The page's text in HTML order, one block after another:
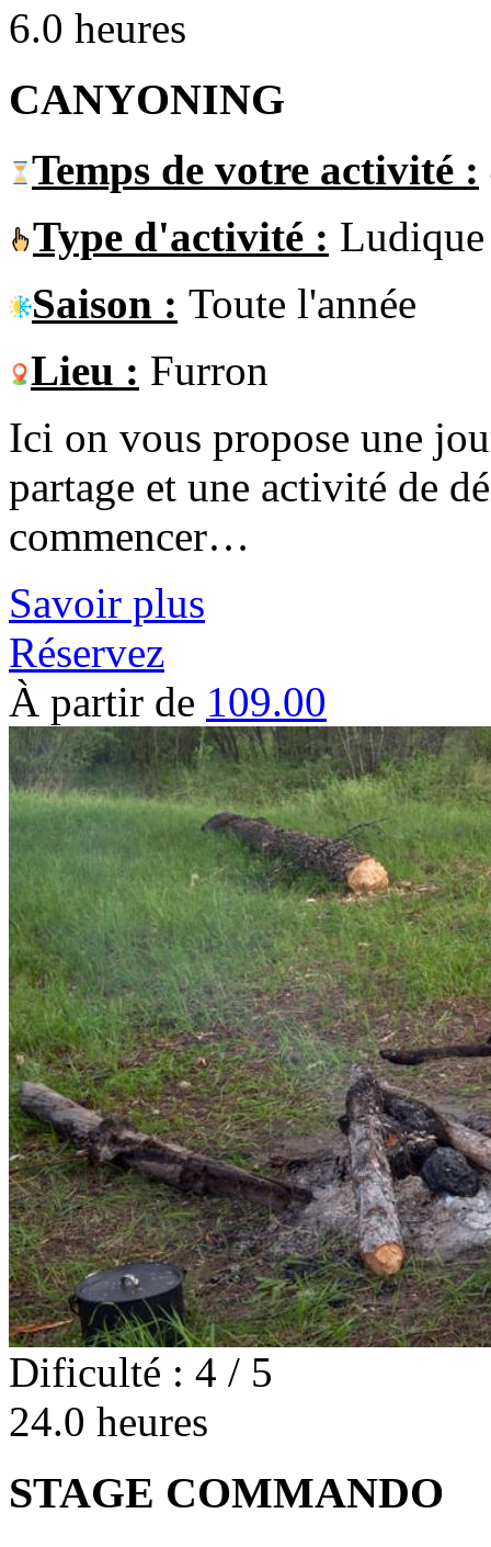
6.0 heures
CANYONING
Temps de votre activité :
Type d'activité : Ludique
Saison : Toute l'année
Lieu : Furron
Ici on vous propose une
partage et une activité de
commencer…
Savoir plus
Réservez
À partir de 109.00
Dificulté : 4 / 5
24.0 heures
STAGE COMMANDO